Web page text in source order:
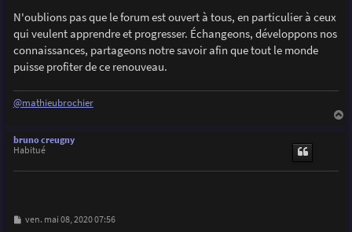
N'oublions pas que le forum est ouvert à tous, en particulier à ceux
qui veulent apprendre et progresser. Échangeons, développons nos
connaissances, partageons notre savoir afin que tout le monde
puisse profiter de ce renouveau.
@mathieubrochier
bruno creugny
Habitué
M
ven. mai 08, 2020 07:56